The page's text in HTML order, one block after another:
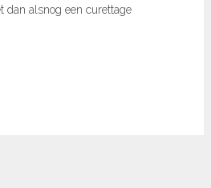
dan alsnog een curettage